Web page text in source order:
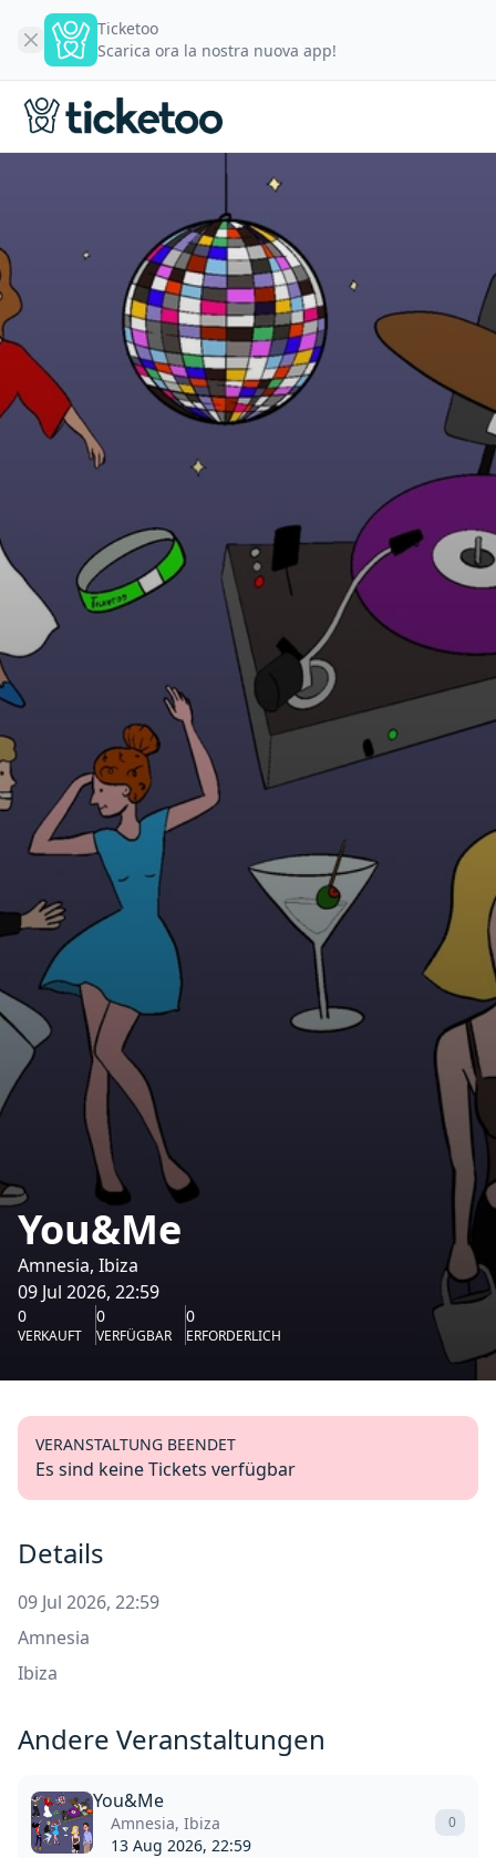
Ticketoo
Scarica ora la nostra nuova app!
You&Me
Amnesia, Ibiza
09 Jul 2026, 22:59
0
VERKAUFT
0
VERFÜGBAR
0
ERFORDERLICH
VERANSTALTUNG BEENDET
Es sind keine Tickets verfügbar
Details
09 Jul 2026, 22:59
Amnesia
Ibiza
Andere Veranstaltungen
You&Me
Amnesia, Ibiza
13 Aug 2026, 22:59
0